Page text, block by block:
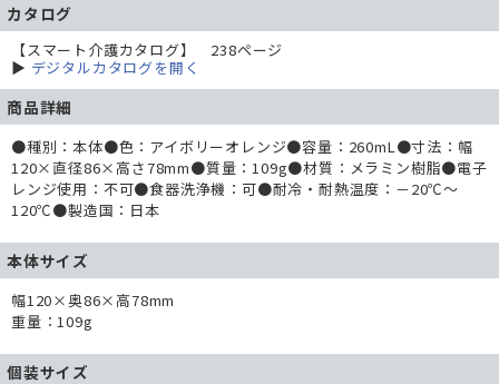
カタログ
【スマート介護カタログ】 238ページ
▶ デジタルカタログを開く
商品詳細
●種別：本体●色：アイボリーオレンジ●容量：260mL●寸法：幅
120×直径86×高さ78mm●質量：109g●材質：メラミン樹脂●電子
レンジ使用：不可●食器洗浄機：可●耐冷・耐熱温度：－20℃～
120℃●製造国：日本
本体サイズ
幅120×奥86×高78mm
重量：109g
個装サイズ